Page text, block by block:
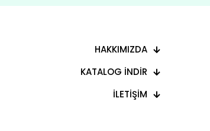
HAKKIMIZDA
KATALOG İNDİR
İLETİŞİM